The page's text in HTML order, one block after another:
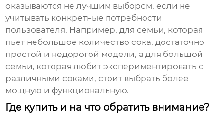
оказываются не лучшим выбором, если не
учитывать конкретные потребности
пользователя. Например, для семьи, которая
пьет небольшое количество сока, достаточно
простой и недорогой модели, а для большой
семьи, которая любит экспериментировать с
различными соками, стоит выбрать более
мощную и функциональную.
Где купить и на что обратить внимание?